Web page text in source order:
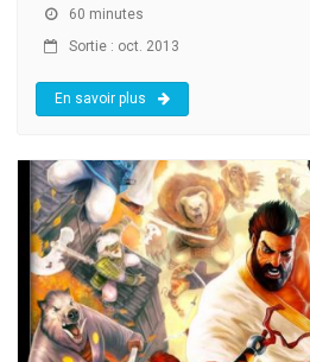
60 minutes
Sortie : oct. 2013
En savoir plus